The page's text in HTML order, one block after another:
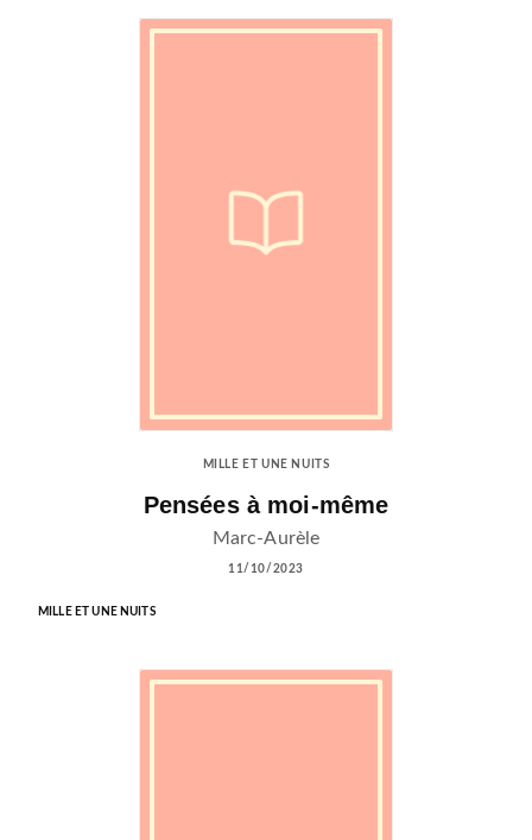
MILLE ET UNE NUITS
Pensées à moi-même
Marc-Aurèle
11/10/2023
MILLE ET UNE NUITS